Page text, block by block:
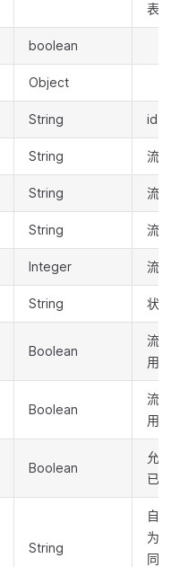
表单
boolean
Object
String id
String 流程
String 流程
String 流程
Integer 流程
String 状态
Boolean
流程
用）
Boolean
流程
用）
Boolean
允许
已启
String
自动
为发
同；